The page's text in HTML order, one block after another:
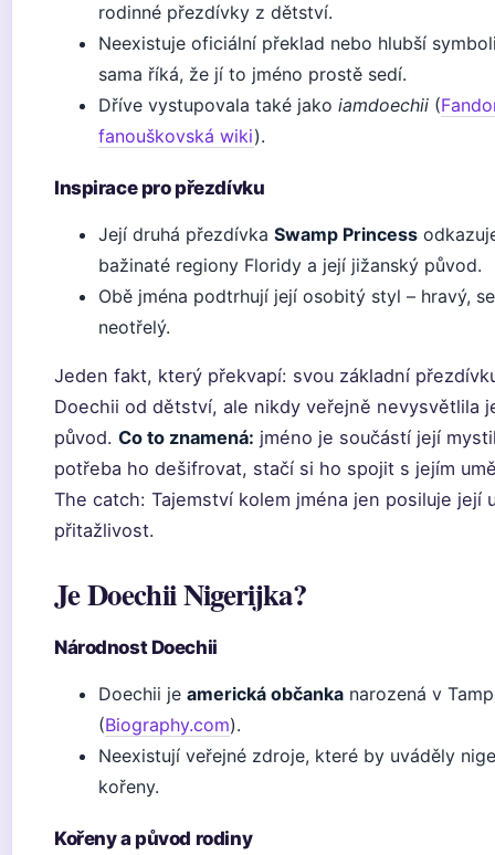
rodinné přezdívky z dětství.
Neexistuje oficiální překlad nebo hlubší
sama říká, že jí to jméno prostě sedí.
Dříve vystupovala také jako iamdoechii (
fanouškovská wiki).
Inspirace pro přezdívku
Její druhá přezdívka Swamp Princess
bažinaté regiony Floridy a její jižanský původ.
Obě jména podtrhují její osobitý styl – hravý,
neotřelý.
Jeden fakt, který překvapí: svou základní
Doechii od dětství, ale nikdy veřejně nevysvětlila
původ. Co to znamená: jméno je součástí její
potřeba ho dešifrovat, stačí si ho spojit s jejím
The catch: Tajemství kolem jména jen posiluje její
přitažlivost.
Je Doechii Nigerijka?
Národnost Doechii
Doechii je americká občanka narozená v
(Biography.com).
Neexistují veřejné zdroje, které by uváděly
kořeny.
Kořeny a původ rodiny